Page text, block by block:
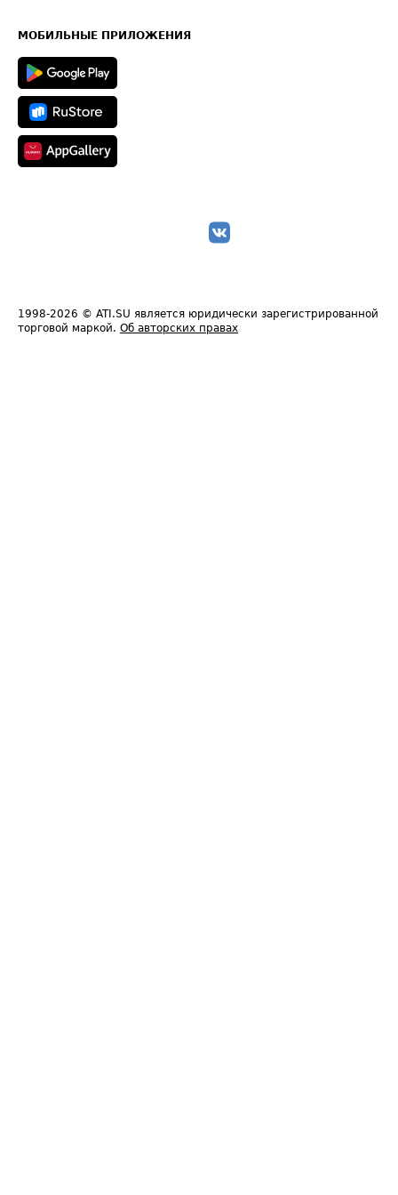
Техническая информация
МОБИЛЬНЫЕ ПРИЛОЖЕНИЯ
1998-2026 © ATI.SU является юридически зарегистрированной
торговой маркой. Об авторских правах